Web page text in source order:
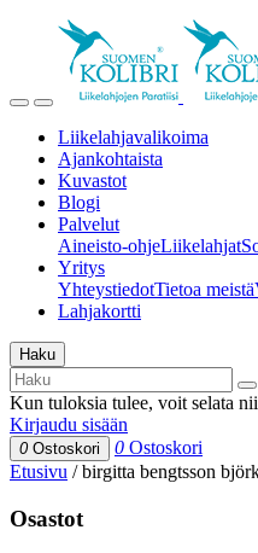
Liikelahjavalikoima
Ajankohtaista
Kuvastot
Blogi
Palvelut
Aineisto-ohjeLiikelahjat
Yritys
YhteystiedotTietoa meistä
Lahjakortti
Haku
Kun tuloksia tulee, voit selata
Kirjaudu sisään
0 Ostoskori 0 Ostoskori
Etusivu /birgitta bengtsson
Osastot